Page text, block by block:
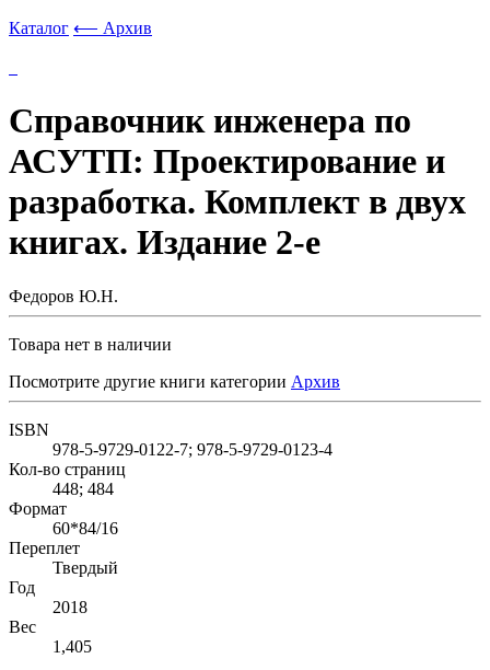
Каталог ⟵ Архив
Справочник инженера по
АСУТП: Проектирование и
разработка. Комплект в двух
книгах. Издание 2-е
Федоров Ю.Н.
Товара нет в наличии
Посмотрите другие книги категории Архив
ISBN
978-5-9729-0122-7; 978-5-9729-0123-4
Кол-во страниц
448; 484
Формат
60*84/16
Переплет
Твердый
Год
2018
Вес
1,405